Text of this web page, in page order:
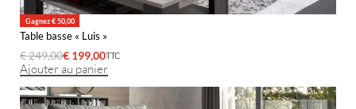
Gagnez € 50,00
Table basse « Luis »
€249,00€ 199,00TTC
Ajouter au panier